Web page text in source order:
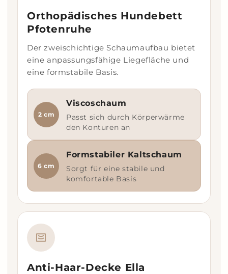
Orthopädisches Hundebett
Pfotenruhe
Der zweischichtige Schaumaufbau bietet
eine anpassungsfähige Liegefläche und
eine formstabile Basis.
2 cm
Viscoschaum
Passt sich durch Körperwärme
den Konturen an
6 cm
Formstabiler Kaltschaum
Sorgt für eine stabile und
komfortable Basis
Anti-Haar-Decke Ella